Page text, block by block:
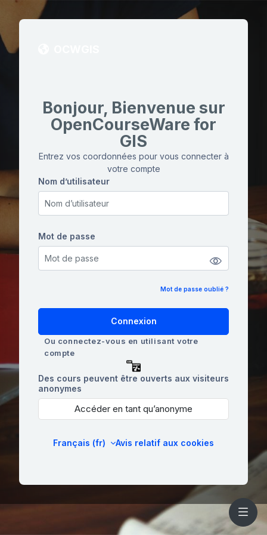
Passer au contenu principal
Bonjour, Bienvenue sur
OpenCourseWare for
GIS
Entrez vos coordonnées pour vous connecter à
votre compte
Nom d’utilisateur
Nom d’utilisateur
Mot de passe
Mot de passe
Mot de passe oublié ?
Connexion
Ou connectez-vous en utilisant votre
compte
Des cours peuvent être ouverts aux visiteurs
anonymes
Accéder en tant qu’anonyme
Français ‎(fr)‎ Avis relatif aux cookies